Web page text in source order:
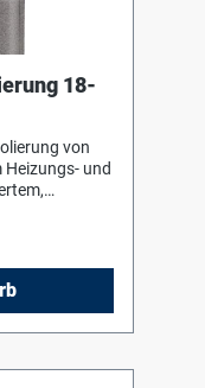
18-
2m von
und